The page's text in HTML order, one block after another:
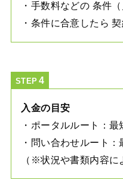
・手数料などの 条件
・条件に合意したら
STEP
入金の目安
・ポータルルート：最
・問い合わせルート：
（※状況や書類内容に